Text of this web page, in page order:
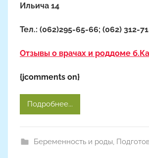
Ильича 14
Тел.: (062)295-65-66; (062) 312-
Отзывы о врачах и роддоме
{jcomments on}
Подробнее...
Беременность и роды,